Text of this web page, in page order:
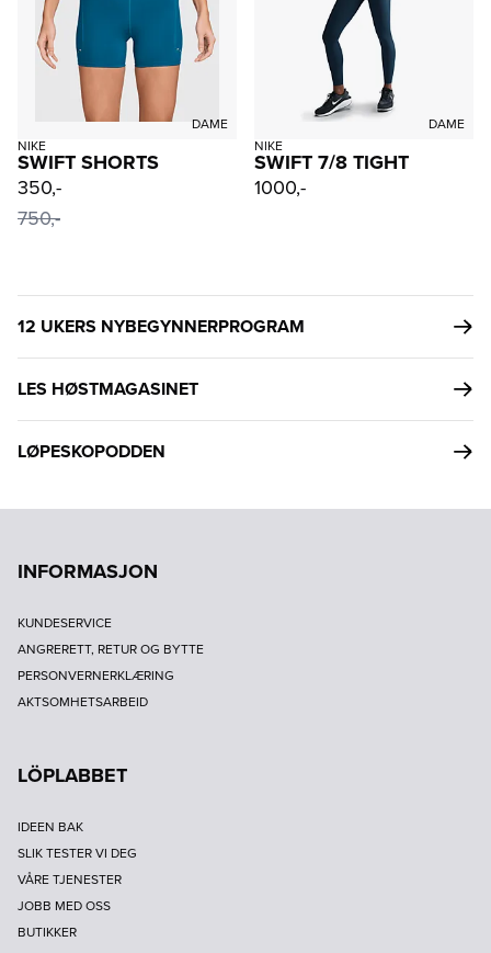
DAME
NIKE
SWIFT SHORTS
350,-
750,-
DAME
NIKE
SWIFT 7/8 TIGHT
1000,-
12 UKERS NYBEGYNNERPROGRAM
LES HØSTMAGASINET
LØPESKOPODDEN
INFORMASJON
KUNDESERVICE
ANGRERETT, RETUR OG BYTTE
PERSONVERNERKLÆRING
AKTSOMHETSARBEID
LÖPLABBET
IDEEN BAK
SLIK TESTER VI DEG
VÅRE TJENESTER
JOBB MED OSS
BUTIKKER